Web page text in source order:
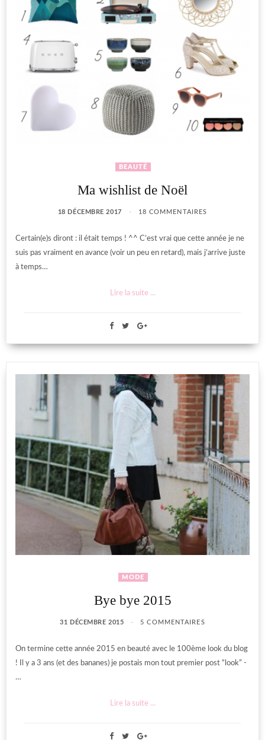
BEAUTÉ
Ma wishlist de Noël
18 DÉCEMBRE 2017 18 COMMENTAIRES
Certain(e)s diront : il était temps ! ^^ C’est vrai que cette année je ne
suis pas vraiment en avance (voir un peu en retard), mais j’arrive juste
à temps…
Lire la suite ...
MODE
Bye bye 2015
31 DÉCEMBRE 2015 5 COMMENTAIRES
On termine cette année 2015 en beauté avec le 100ème look du blog
! Il y a 3 ans (et des bananes) je postais mon tout premier post “look” -
…
Lire la suite ...